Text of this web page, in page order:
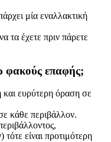
μία εναλλακτική
τα έχετε πριν πάρετε
φακούς επαφής;
ευρύτερη όραση σε
κάθε περιβάλλον.
είναι προτιμότερη